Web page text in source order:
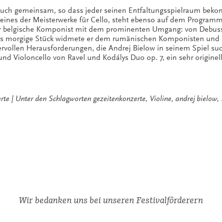
gemeinsam, so dass jeder seinen Entfaltungsspielraum
der Meisterwerke für Cello, steht ebenso auf dem
belgische Komponist mit dem prominenten Umgang: von
morgige Stück widmete er dem rumänischen Komponisten und
Herausforderungen, die Andrej Bielow in seinem Spiel
Violoncello von Ravel und Kodálys Duo op. 7, ein sehr
Unter den Schlagworten gezeitenkonzerte, Violine, andrej bielow,
Wir bedanken uns bei unseren Festivalförderern